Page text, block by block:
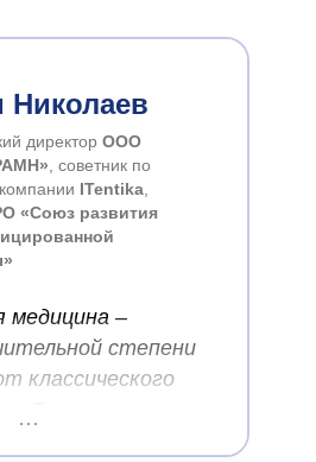
Николаев
директор ООО
, советник по
ITentika
«Союз развития
медицина –
степени
классического